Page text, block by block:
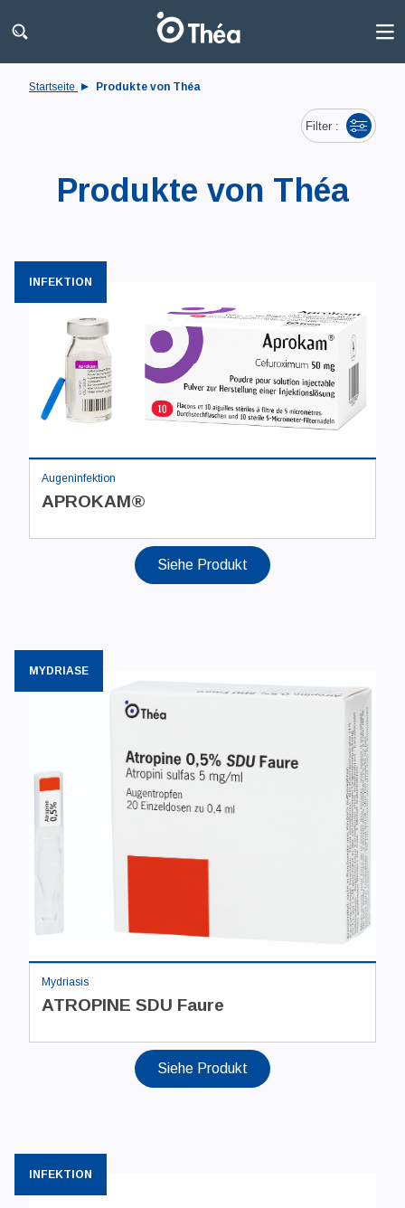
Startseite Produkte von Théa
Produkte von Théa
Filter :
INFEKTION
Augeninfektion
APROKAM®
Siehe Produkt
MYDRIASE
Mydriasis
ATROPINE SDU Faure
Siehe Produkt
INFEKTION